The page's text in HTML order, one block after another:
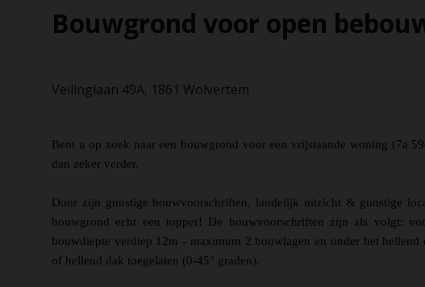
Bouwgrond voor open
Veilinglaan 49A, 1861 Wolvertem
Bent u op zoek naar een bouwgrond voor een vrijstaande woning (7a
dan zeker verder.
Door zijn gunstige bouwvoorschriften, landelijk uitzicht & gunstige
bouwgrond echt een topper! De bouwvoorschriften zijn als volgt:
bouwdiepte verdiep 12m - maximum 2 bouwlagen en onder het
of hellend dak toegelaten (0-45° graden).